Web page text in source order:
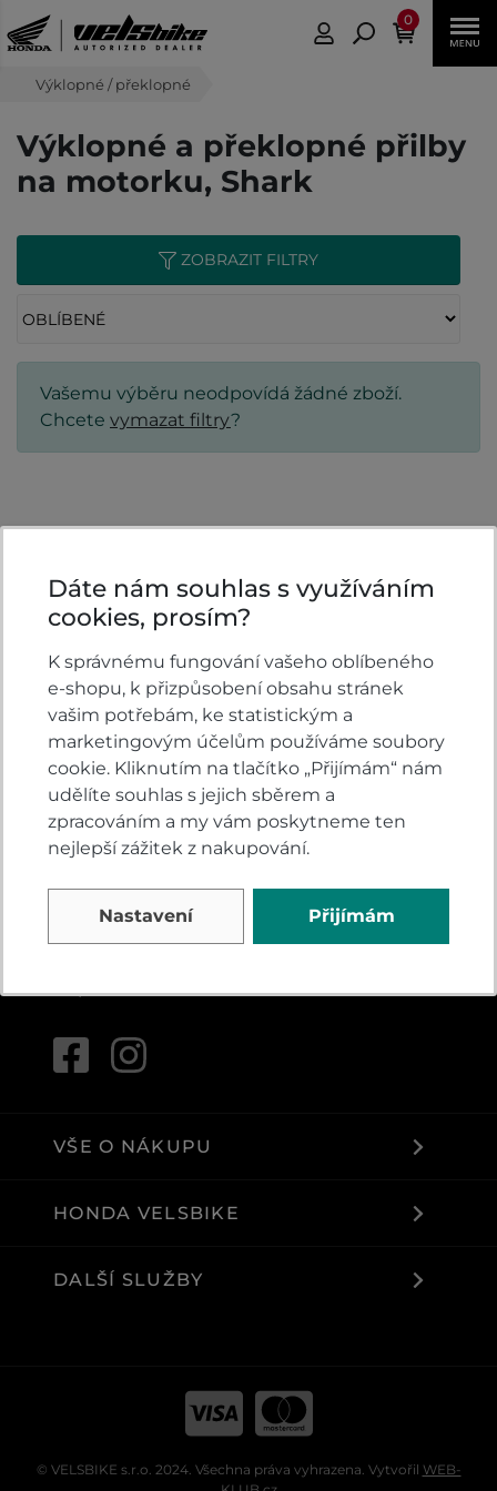
0
Výklopné / překlopné
Výklopné a překlopné přilby
na motorku, Shark
ZOBRAZIT FILTRY
Vašemu výběru neodpovídá žádné zboží.
Chcete vymazat filtry?
KONTAKTY
VELSBIKE s.r.o.
Jinačovice 513
Jinačovice u Brna
664 34
honda@velsbike.cz
Napište nám
VŠE O NÁKUPU
HONDA VELSBIKE
DALŠÍ SLUŽBY
© VELSBIKE s.r.o. 2024. Všechna práva vyhrazena. Vytvořil WEB-
Dáte nám souhlas s využíváním
cookies, prosím?
K správnému fungování vašeho oblíbeného
e-shopu, k přizpůsobení obsahu stránek
vašim potřebám, ke statistickým a
marketingovým účelům používáme soubory
cookie. Kliknutím na tlačítko „Přijímám“ nám
udělíte souhlas s jejich sběrem a
zpracováním a my vám poskytneme ten
nejlepší zážitek z nakupování.
Nastavení Přijímám